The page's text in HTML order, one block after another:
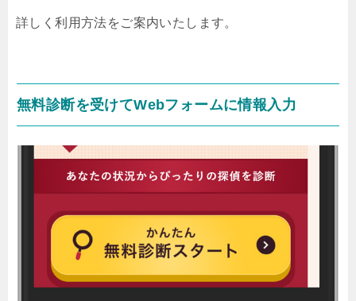
詳しく利用方法をご案内いたします。
無料診断を受けてWebフォームに情報入力